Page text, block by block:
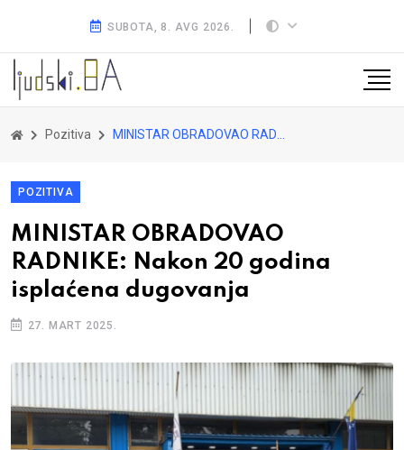
SUBOTA, 8. AVG 2026.
Pozitiva MINISTAR OBRADOVAO RADNIKE: Nakon 20 godina isplaćena dugovanja
POZITIVA
MINISTAR OBRADOVAO
RADNIKE: Nakon 20 godina
isplaćena dugovanja
27. MART 2025.